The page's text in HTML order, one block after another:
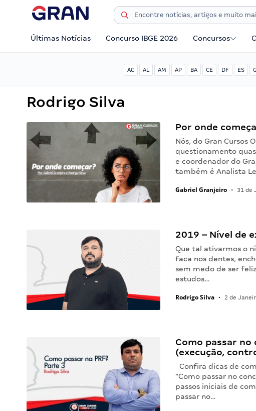
Últimas Notícias Concurso IBGE 2026 Concursos
AC AL AM AP BA CE DF ES
Rodrigo Silva
Por onde
Nós, do Gran Cursos
questionamento
e coordenador do
também é Analista
Gabriel Granjeiro • 31 de
2019 – Nível de
Que tal ativarmos o
faca nos dentes,
sem medo de ser
estudos…
Rodrigo Silva • 2 de
Como passar no
(execução,
Confira dicas de
“Como passar no
passos iniciais de
passar no…